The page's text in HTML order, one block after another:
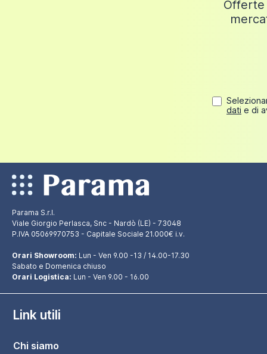
Offerte
dati e di
Parama S.r.l.
Viale Giorgio Perlasca, Snc - Nardò (LE) - 73048
P.IVA 05069970753 - Capitale Sociale 21.000€ i.v.
Orari Showroom: Lun - Ven 9.00 -13 / 14.00-17.30
Sabato e Domenica chiuso
Orari Logistica: Lun - Ven 9.00 - 16.00
Link utili
Chi siamo